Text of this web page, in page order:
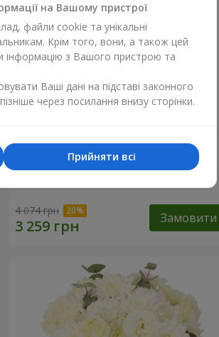
4 074 грн Замовити
на Вашому пристрої
файли cookie та унікальні
Крім того, вони, а також цей
інформацію з Вашого пристрою та
Ваші дані на підставі законного
через посилання внизу сторінки.
Прийняти всі